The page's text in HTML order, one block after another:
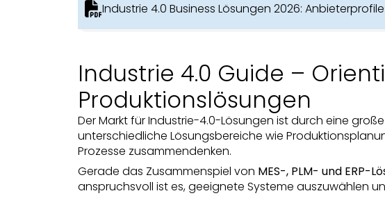
Industrie 4.0 Business Lösungen 2026:
Industrie 4.0 Guide –
Produktionslösungen
Der Markt für Industrie-4.0-Lösungen ist durch eine
unterschiedliche Lösungsbereiche wie
Prozesse zusammendenken.
Gerade das Zusammenspiel von MES-, PLM- und ERP-
anspruchsvoll ist es, geeignete Systeme auszuwählen